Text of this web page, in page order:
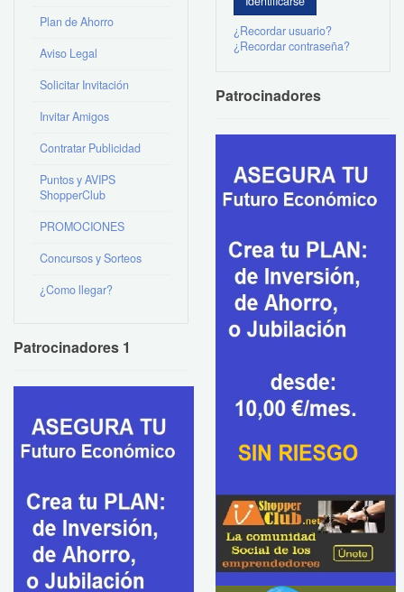
Plan de Ahorro
Aviso Legal
Solicitar Invitación
Invitar Amigos
Contratar Publicidad
Puntos y AVIPS
ShopperClub
PROMOCIONES
Concursos y Sorteos
¿Como llegar?
Patrocinadores 1
¿Recordar usuario?
¿Recordar contraseña?
Patrocinadores